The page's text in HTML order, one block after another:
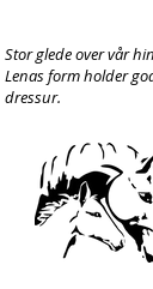
Stor glede over vår
Lenas form holder
dressur.